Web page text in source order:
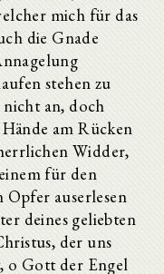
mich für das
die Gnade
stehen zu
nicht an, doch
am Rücken
Widder,
für den
auserlesen
deines geliebten
der uns
o Gott der Engel